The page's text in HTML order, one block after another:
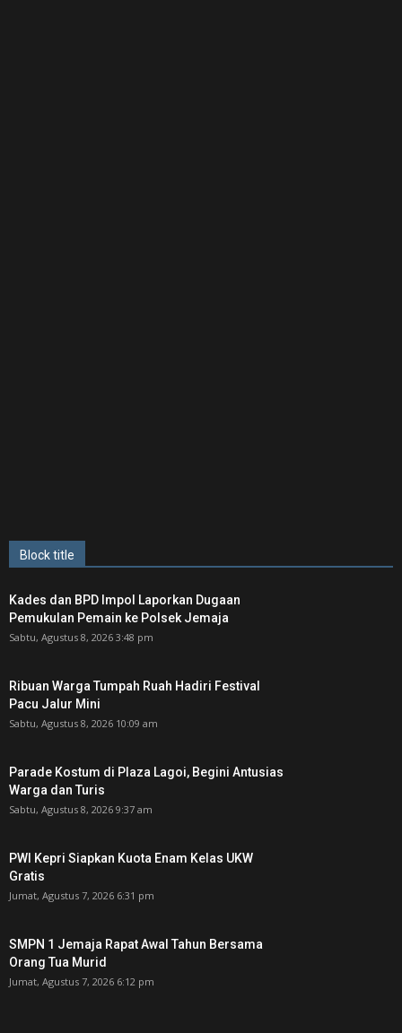
Block title
Kades dan BPD Impol Laporkan Dugaan
Pemukulan Pemain ke Polsek Jemaja
Sabtu, Agustus 8, 2026 3:48 pm
Ribuan Warga Tumpah Ruah Hadiri Festival
Pacu Jalur Mini
Sabtu, Agustus 8, 2026 10:09 am
Parade Kostum di Plaza Lagoi, Begini Antusias
Warga dan Turis
Sabtu, Agustus 8, 2026 9:37 am
PWI Kepri Siapkan Kuota Enam Kelas UKW
Gratis
Jumat, Agustus 7, 2026 6:31 pm
SMPN 1 Jemaja Rapat Awal Tahun Bersama
Orang Tua Murid ‎
Jumat, Agustus 7, 2026 6:12 pm